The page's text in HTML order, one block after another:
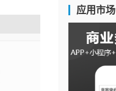
应用市场